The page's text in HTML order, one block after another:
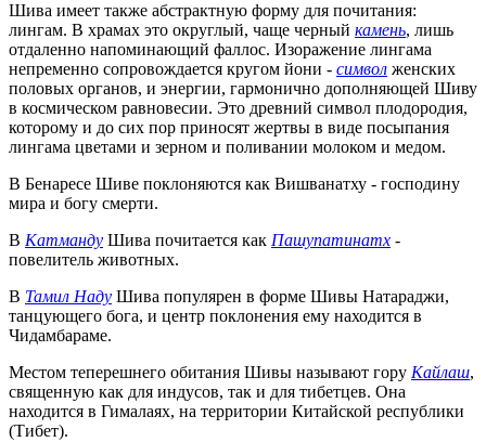
Шива имеет также абстрактную форму для почитания:
лингам. В храмах это округлый, чаще черный камень, лишь
отдаленно напоминающий фаллос. Изоражение лингама
непременно сопровождается кругом йони - символ женских
половых органов, и энергии, гармонично дополняющей Шиву
в космическом равновесии. Это древний символ плодородия,
которому и до сих пор приносят жертвы в виде посыпания
лингама цветами и зерном и поливании молоком и медом.
В Бенаресе Шиве поклоняются как Вишванатху - господину
мира и богу смерти.
В Катманду Шива почитается как Пашупатинатх -
повелитель животных.
В Тамил Наду Шива популярен в форме Шивы Натараджи,
танцующего бога, и центр поклонения ему находится в
Чидамбараме.
Местом теперешнего обитания Шивы называют гору Кайлаш,
священную как для индусов, так и для тибетцев. Она
находится в Гималаях, на территории Китайской республики
(Тибет).